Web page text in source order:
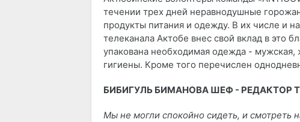
течении трех дней неравнодушные
продукты питания и одежду. В их числе и
телеканала Актобе внес свой вклад в это
упакована необходимая одежда - мужская,
гигиены. Кроме того перечислен
БИБИГУЛЬ БИМАНОВА ШЕФ - РЕДАКТОР
Мы не могли спокойно сидеть, и смотреть